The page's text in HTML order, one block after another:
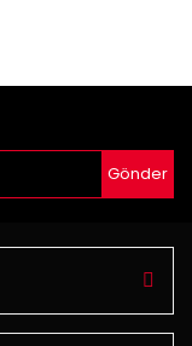
Gönder